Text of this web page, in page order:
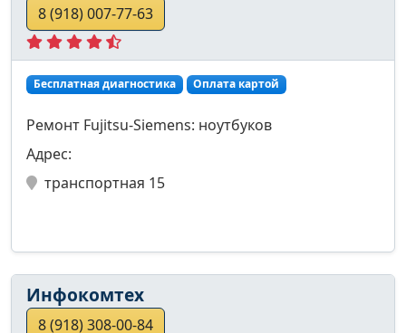
8 (918) 007-77-63
Бесплатная диагностика Оплата картой
Ремонт Fujitsu-Siemens: ноутбуков
Адрес:
транспортная 15
Инфокомтех
8 (918) 308-00-84